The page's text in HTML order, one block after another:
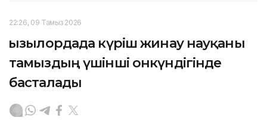
22:26, 09 Тамыз 2026
Қызылордада күріш жинау науқаны
тамыздың үшінші онкүндігінде
басталады